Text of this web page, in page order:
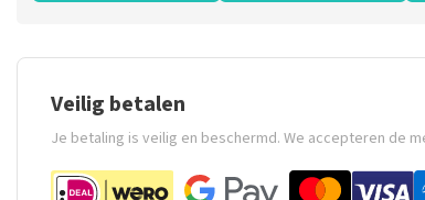
Veilig betalen
Je betaling is veilig en beschermd. We accepteren de